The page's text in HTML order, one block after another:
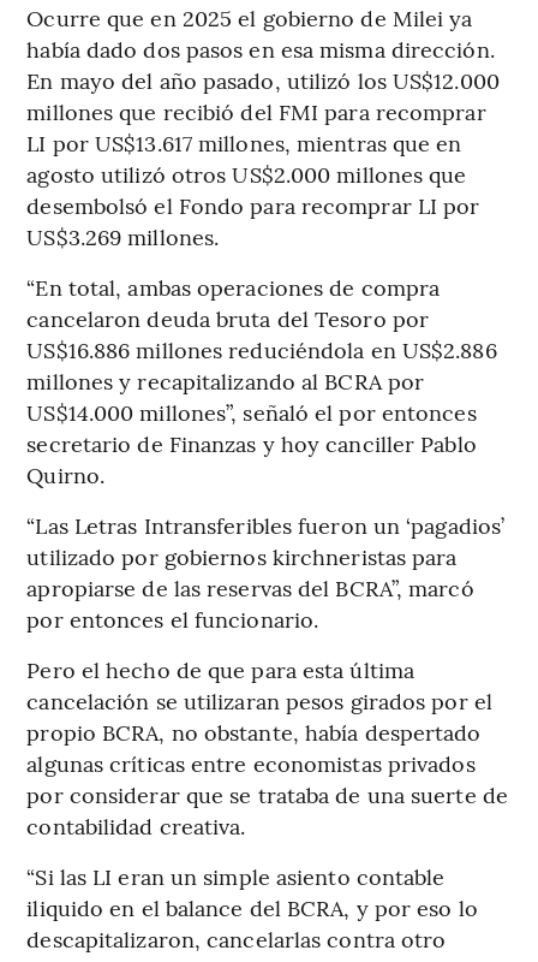
Ocurre que en 2025 el gobierno de Milei ya
había dado dos pasos en esa misma dirección.
En mayo del año pasado, utilizó los US$12.000
millones que recibió del FMI para recomprar
LI por US$13.617 millones, mientras que en
agosto utilizó otros US$2.000 millones que
desembolsó el Fondo para recomprar LI por
US$3.269 millones.
“En total, ambas operaciones de compra
cancelaron deuda bruta del Tesoro por
US$16.886 millones reduciéndola en US$2.886
millones y recapitalizando al BCRA por
US$14.000 millones”, señaló el por entonces
secretario de Finanzas y hoy canciller Pablo
Quirno.
“Las Letras Intransferibles fueron un ‘pagadios’
utilizado por gobiernos kirchneristas para
apropiarse de las reservas del BCRA”, marcó
por entonces el funcionario.
Pero el hecho de que para esta última
cancelación se utilizaran pesos girados por el
propio BCRA, no obstante, había despertado
algunas críticas entre economistas privados
por considerar que se trataba de una suerte de
contabilidad creativa.
“Si las LI eran un simple asiento contable
iliquido en el balance del BCRA, y por eso lo
descapitalizaron, cancelarlas contra otro